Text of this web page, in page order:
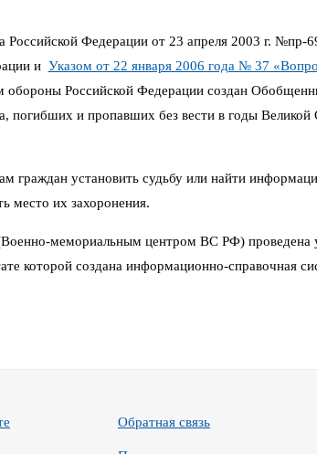
Федерации от 23 апреля 2003 г. №пр-
и Указом от 22 января 2006 года № 37
обороны Российской Федерации создан
и пропавших без вести в годы Великой
граждан установить судьбу или найти
место их захоронения.
мемориальным центром ВС РФ) проведена
которой создана информационно-справочная
Обратная связь